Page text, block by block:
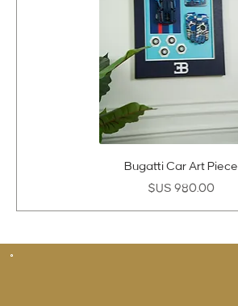
Bugatti Car Art Piece
السعر‏980.00 US$